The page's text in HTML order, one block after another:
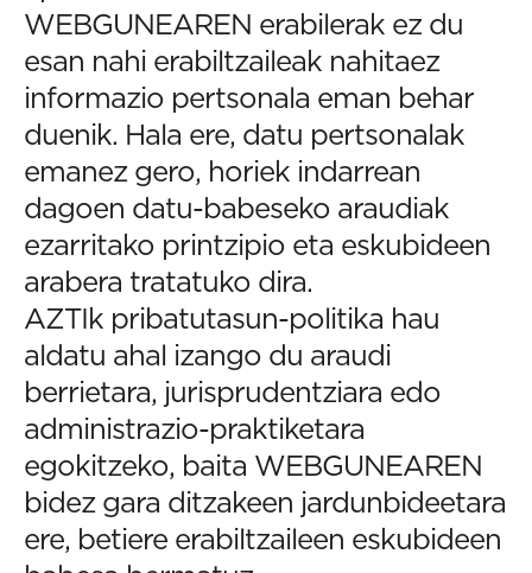
WEBGUNEAREN erabilerak ez du
esan nahi erabiltzaileak nahitaez
informazio pertsonala eman behar
duenik. Hala ere, datu pertsonalak
emanez gero, horiek indarrean
dagoen datu-babeseko araudiak
ezarritako printzipio eta eskubideen
arabera tratatuko dira.
AZTIk pribatutasun-politika hau
aldatu ahal izango du araudi
berrietara, jurisprudentziara edo
administrazio-praktiketara
egokitzeko, baita WEBGUNEAREN
bidez gara ditzakeen jardunbideetara
ere, betiere erabiltzaileen eskubideen